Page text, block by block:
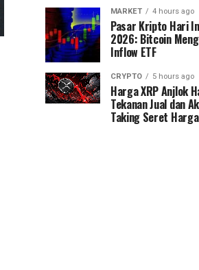
MARKET 4 hours ago
Pasar Kripto Hari
2026: Bitcoin
Inflow ETF
CRYPTO 5 hours ago
Harga XRP Anjlok
Tekanan Jual dan
Taking Seret